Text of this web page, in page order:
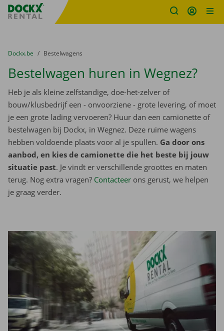
Fratello DEMO
U bevindt zich hier:
van
Dockx.be naar
Bestelwagens
Bestelwagen huren in Wegnez?
Heb je als kleine zelfstandige, doe-het-zelver of
bouw/klusbedrijf een - onvoorziene - grote levering, of moet
je een grote lading vervoeren? Huur dan een camionette of
bestelwagen bij Dockx, in Wegnez. Deze ruime wagens
hebben voldoende plaats voor al je spullen. Ga door ons
aanbod, en kies de camionette die het beste bij jouw
situatie past. Je vindt er verschillende groottes en maten
terug. Nog extra vragen? Contacteer ons gerust, we helpen
je graag verder.